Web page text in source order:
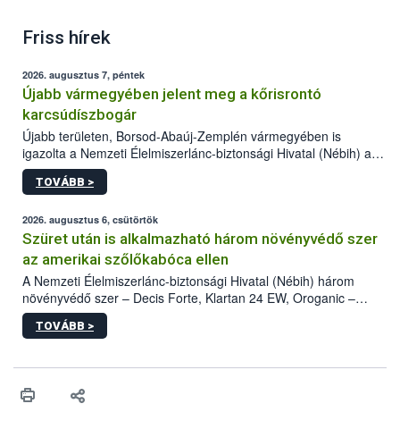
Friss hírek
2026. augusztus 7, péntek
Újabb vármegyében jelent meg a kőrisrontó
karcsúdíszbogár
Újabb területen, Borsod-Abaúj-Zemplén vármegyében is
igazolta a Nemzeti Élelmiszerlánc-biztonsági Hivatal (Nébih) a
kőrisrontó karcsúdíszbogár (Agrilus planipennis) jelenlétét. A
kártevőt nem csak színcsapdában találták meg, de már fertőzött
az intenzív felderítést, emellett az intézkedéseket a szlovák
hatósággal is összehangolják a terjedés megállítása érdekében.
TOVÁBB >
2026. augusztus 6, csütörtök
Szüret után is alkalmazható három növényvédő szer
az amerikai szőlőkabóca ellen
A Nemzeti Élelmiszerlánc-biztonsági Hivatal (Nébih) három
növényvédő szer – Decis Forte, Klartan 24 EW, Oroganic –
engedélyokiratát módosította, így azok a szüretet követően,
egészen a vesszőérettség (BBCH 91) stádiumáig
érésű szőlőkben is legyen lehetőség a károsító elleni további
felhasználók számára is elérhető és ökológiai termesztésben is
TOVÁBB >